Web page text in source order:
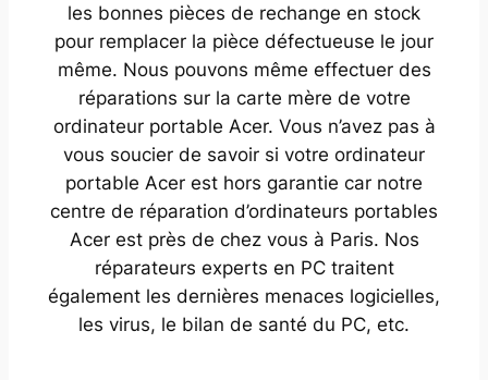
les bonnes pièces de rechange en stock
pour remplacer la pièce défectueuse le jour
même. Nous pouvons même effectuer des
réparations sur la carte mère de votre
ordinateur portable Acer. Vous n’avez pas à
vous soucier de savoir si votre ordinateur
portable Acer est hors garantie car notre
centre de réparation d’ordinateurs portables
Acer est près de chez vous à Paris. Nos
réparateurs experts en PC traitent
également les dernières menaces logicielles,
les virus, le bilan de santé du PC, etc.